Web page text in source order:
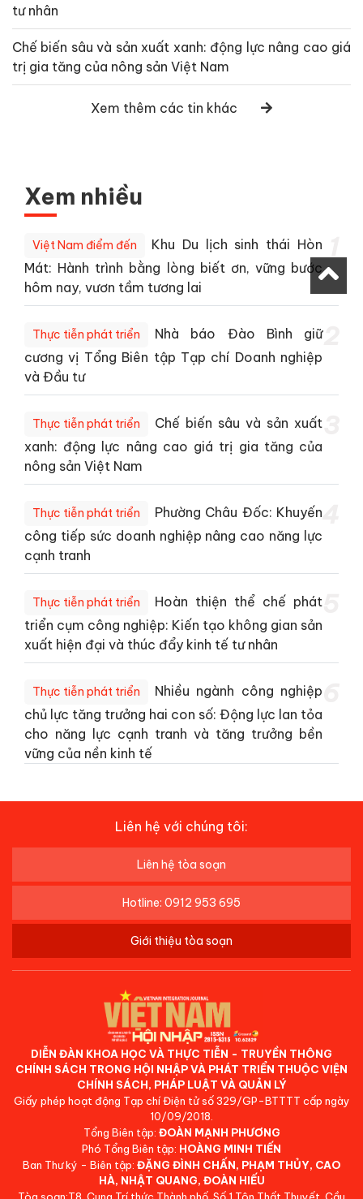
tư nhân
Chế biến sâu và sản xuất xanh: động lực nâng cao giá
trị gia tăng của nông sản Việt Nam
Xem thêm các tin khác
Xem nhiều
Việt Nam điểm đến
Khu Du lịch sinh thái Hòn
Mát: Hành trình bằng lòng biết ơn, vững bước
hôm nay, vươn tầm tương lai
Thực tiễn phát triển
Nhà báo Đào Bình giữ
cương vị Tổng Biên tập Tạp chí Doanh nghiệp
và Đầu tư
Thực tiễn phát triển
Chế biến sâu và sản xuất
xanh: động lực nâng cao giá trị gia tăng của
nông sản Việt Nam
Thực tiễn phát triển
Phường Châu Đốc: Khuyến
công tiếp sức doanh nghiệp nâng cao năng lực
cạnh tranh
Thực tiễn phát triển
Hoàn thiện thể chế phát
triển cụm công nghiệp: Kiến tạo không gian sản
xuất hiện đại và thúc đẩy kinh tế tư nhân
Thực tiễn phát triển
Nhiều ngành công nghiệp
chủ lực tăng trưởng hai con số: Động lực lan tỏa
cho năng lực cạnh tranh và tăng trưởng bền
vững của nền kinh tế
Liên hệ với chúng tôi:
Liên hệ tòa soạn
Hotline: 0912 953 695
Giới thiệu tòa soạn
DIỄN ĐÀN KHOA HỌC VÀ THỰC TIỄN - TRUYỀN THÔNG
CHÍNH SÁCH TRONG HỘI NHẬP VÀ PHÁT TRIỂN THUỘC VIỆN
CHÍNH SÁCH, PHÁP LUẬT VÀ QUẢN LÝ
Giấy phép hoạt động Tạp chí Điện tử số 329/GP-BTTTT cấp ngày
10/09/2018.
Tổng Biên tập: ĐOÀN MẠNH PHƯƠNG
Phó Tổng Biên tập: HOÀNG MINH TIẾN
Ban Thư ký - Biên tập: ĐẶNG ĐÌNH CHẤN, PHẠM THỦY, CAO
HÀ, NHẬT QUANG, ĐOÀN HIẾU